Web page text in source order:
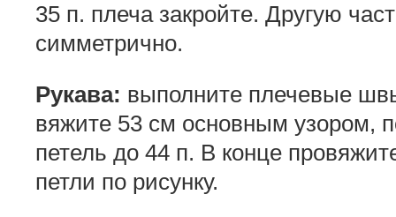
35 п. плеча закройте. Другую
симметрично.
Рукава: выполните плечевые
вяжите 53 см основным узором,
петель до 44 п. В конце
петли по рисунку.